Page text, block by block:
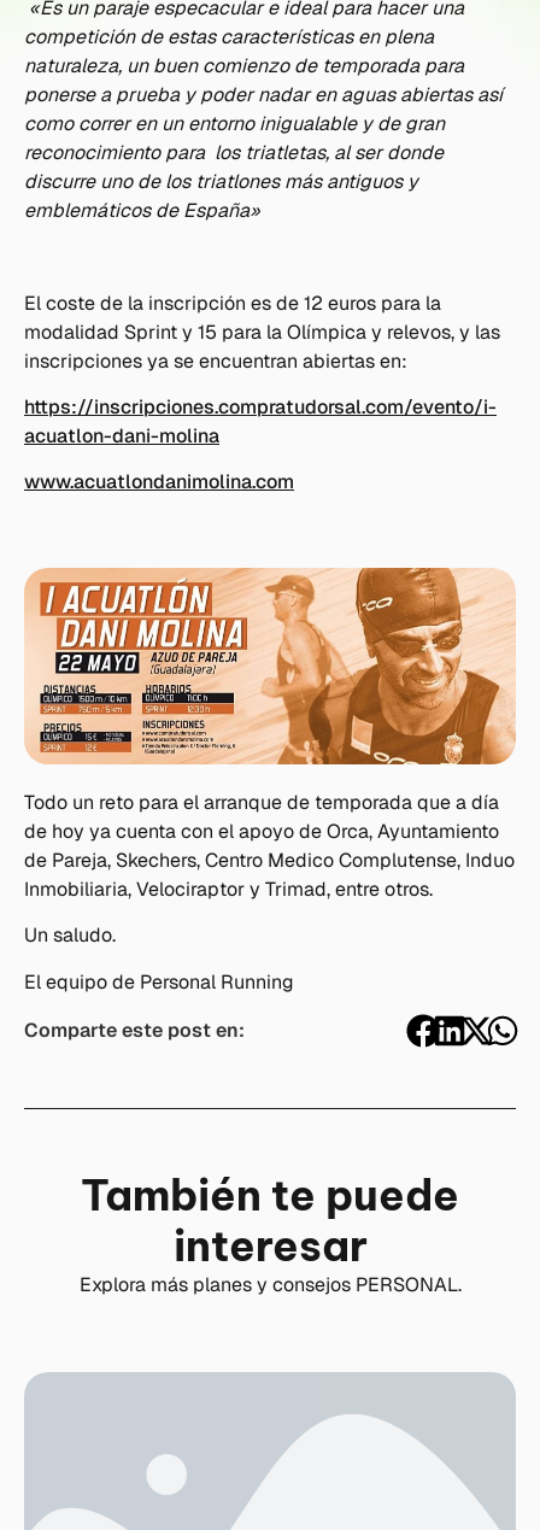
«Es un paraje especacular e ideal para hacer una
competición de estas características en plena
naturaleza, un buen comienzo de temporada para
ponerse a prueba y poder nadar en aguas abiertas así
como correr en un entorno inigualable y de gran
reconocimiento para los triatletas, al ser donde
discurre uno de los triatlones más antiguos y
emblemáticos de España»
El coste de la inscripción es de 12 euros para la
modalidad Sprint y 15 para la Olímpica y relevos, y las
inscripciones ya se encuentran abiertas en:
https://inscripciones.compratudorsal.com/evento/i-
acuatlon-dani-molina
www.acuatlondanimolina.com
Todo un reto para el arranque de temporada que a día
de hoy ya cuenta con el apoyo de Orca, Ayuntamiento
de Pareja, Skechers, Centro Medico Complutense, Induo
Inmobiliaria, Velociraptor y Trimad, entre otros.
Un saludo.
El equipo de Personal Running
Comparte este post en:
También te puede
interesar
Explora más planes y consejos PERSONAL.